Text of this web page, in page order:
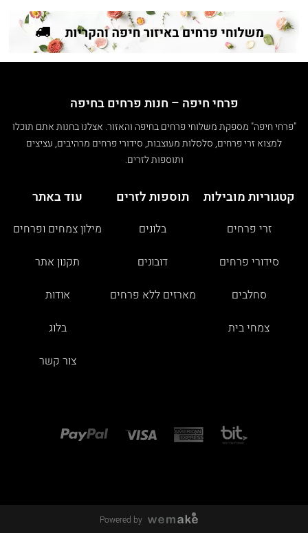
פרחי חיפה – חנות פרחים בחיפה
"פרחי חיפה" מספקת משלוחי פרחים בחיפה והאזור. אצלנו בחנות אתם תוכלו
למצוא זרי פרחים, סלסלות מעוצבות, סידורי פרחים מרהיבים, עציצים
ותוספות לזרים.
קטגוריות מובילות
זרי פרחים
סידורי פרחים
סחלבים
צמחי בית
תוספות לזרים
בלונים
דובונים
מארזים ללא פרחים
עוד באתר
מילון צמחים ופרחים
תקנון אתר
אודות
בלוג
צור קשר
Powered by